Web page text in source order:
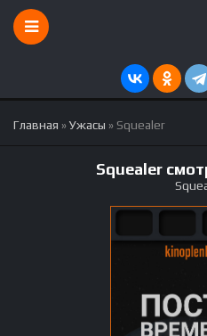
Главная »Ужасы » Squealer
Squealer